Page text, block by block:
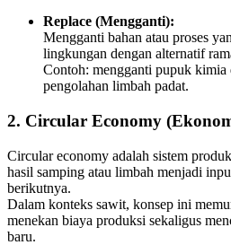
Replace (Mengganti):
Mengganti bahan atau proses
lingkungan dengan alternatif
Contoh: mengganti pupuk
pengolahan limbah padat.
2. Circular Economy
Circular economy adalah sistem
hasil samping atau limbah menjadi
berikutnya.
Dalam konteks sawit, konsep ini
menekan biaya produksi sekaligus
baru.